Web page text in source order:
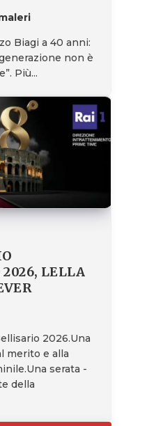
Biagi a 40 anni:
non è
Più...
LELLA
2026.Una
merito e alla
serata -
della